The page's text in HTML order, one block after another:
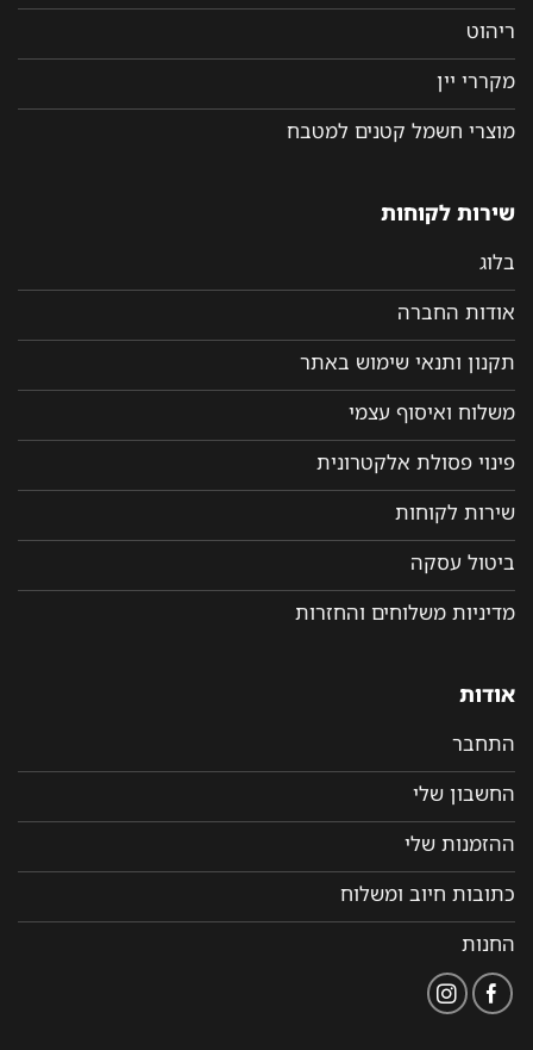
ריהוט
מקררי יין
מוצרי חשמל קטנים למטבח
שירות לקוחות
בלוג
אודות החברה
תקנון ותנאי שימוש באתר
משלוח ואיסוף עצמי
פינוי פסולת אלקטרונית
שירות לקוחות
ביטול עסקה
מדיניות משלוחים והחזרות
אודות
התחבר
החשבון שלי
ההזמנות שלי
כתובות חיוב ומשלוח
החנות